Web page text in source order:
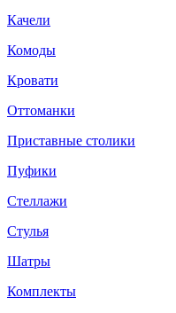
Качели
Комоды
Кровати
Оттоманки
Приставные столики
Пуфики
Стеллажи
Стулья
Шатры
Комплекты